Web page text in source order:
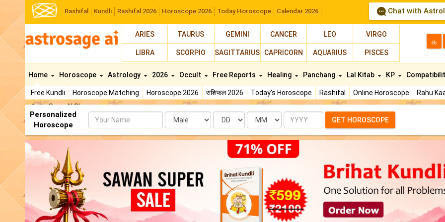
Rashifal Kundli Rashifal 2026 Horoscope 2026 Today Horoscope Calendar 2026 Chat with
ARIES TAURUS GEMINI CANCER LEO VIRGO
LIBRA SCORPIO SAGITTARIUS CAPRICORN AQUARIUS PISCES
த
Home
Free Kundli Horoscope Matching Horoscope 2026 राशिफल 2026 Today's Horoscope Rashifal Online Horoscope Rahu
AstroSage AI Shop
Horoscope Astrology 2026 Occult Free Reports Healing Panchang Lal Kitab KP
Personalized
Horoscope
Name Date Month Year GET HOROSCOPE